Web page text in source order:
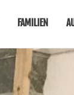
FAMILIEN